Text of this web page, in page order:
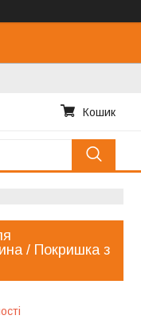
Кошик
/ Покришка з